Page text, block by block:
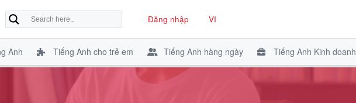
Đăng nhập VI
Anh Tiếng Anh cho trẻ em Tiếng Anh hàng ngày Tiếng Anh Kinh doanh